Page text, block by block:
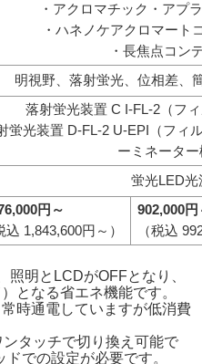
・アクロマチック・アプ
・ハネノケアクロマート
・長焦点コン
明視野、落射蛍光、位相差、
落射蛍光装置 C I-FL-2（フ
蛍光装置 D-FL-2 U-EPI（フィ
ーミネータ
蛍光LED光
円～
込 1,843,600円～）
902,000円
（税込
照明とLCDがOFFとなり、
となる省エネ機能です。
時通電していますが低消費
タッチで切り換え可能で
での設定が必要です。